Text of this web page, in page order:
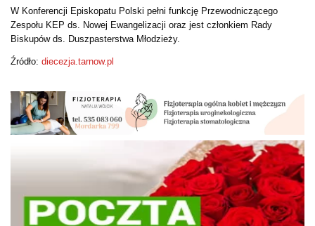
W Konferencji Episkopatu Polski pełni funkcję Przewodniczącego
Zespołu KEP ds. Nowej Ewangelizacji oraz jest członkiem Rady
Biskupów ds. Duszpasterstwa Młodzieży.
Źródło: diecezja.tarnow.pl